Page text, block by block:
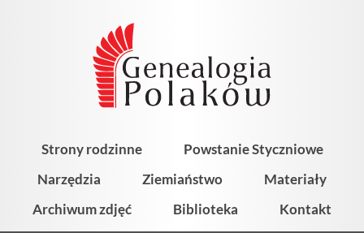
Strony rodzinne
Powstanie Styczniowe
Narzędzia
Ziemiaństwo
Materiały
Archiwum zdjęć
Biblioteka Kontakt